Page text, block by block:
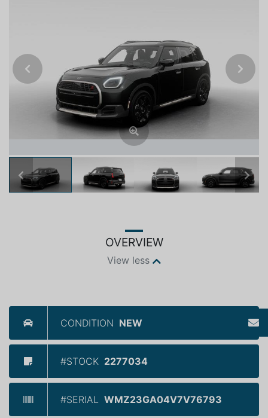
Previous Next
Previous Next
OVERVIEW
View less
CONDITION NEW
#STOCK 2277034
#SERIAL WMZ23GA04V7V76793